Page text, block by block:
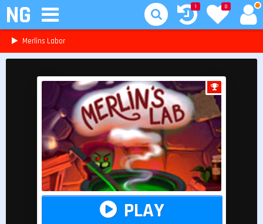
NG 0
1
Merlins Labor
PLAY